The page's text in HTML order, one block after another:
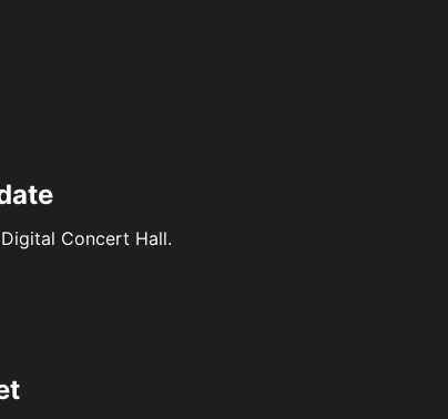
Concert Hall.